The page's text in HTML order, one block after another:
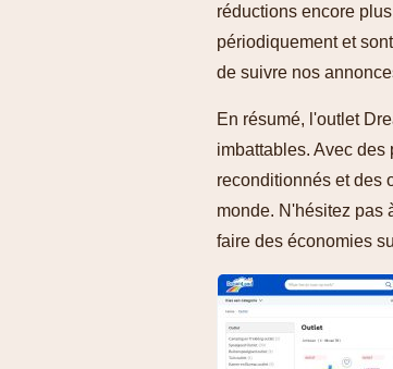
réductions encore
périodiquement et
de suivre nos
En résumé, l'outlet
imbattables. Avec
reconditionnés et des
monde. N'hésitez pas
faire des économies